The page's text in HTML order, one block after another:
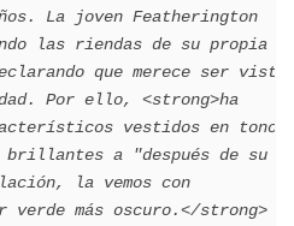
La joven Featherington
las riendas de su propia
que merece ser vista
Por ello, <strong>ha
vestidos en tonos
a "después de su
la vemos con
verde más oscuro.</strong>